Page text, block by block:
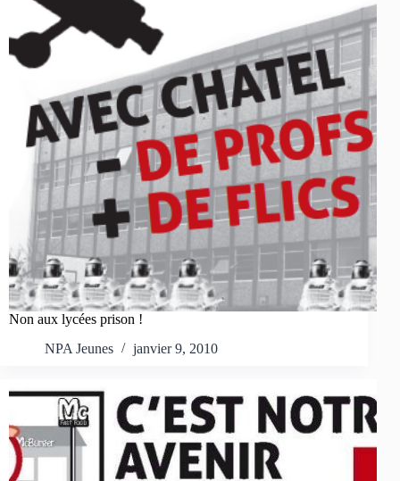
Non aux lycées prison !
NPA Jeunes
janvier 9, 2010